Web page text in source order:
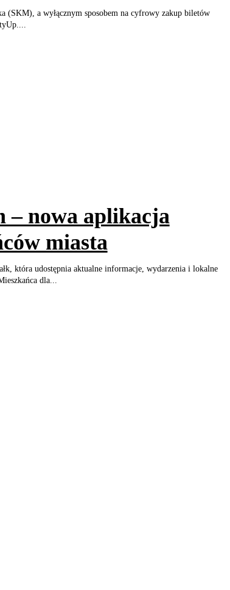
(SKM), a wyłącznym sposobem na cyfrowy zakup biletów
– nowa aplikacja
miasta
która udostępnia aktualne informacje, wydarzenia i lokalne
dla...